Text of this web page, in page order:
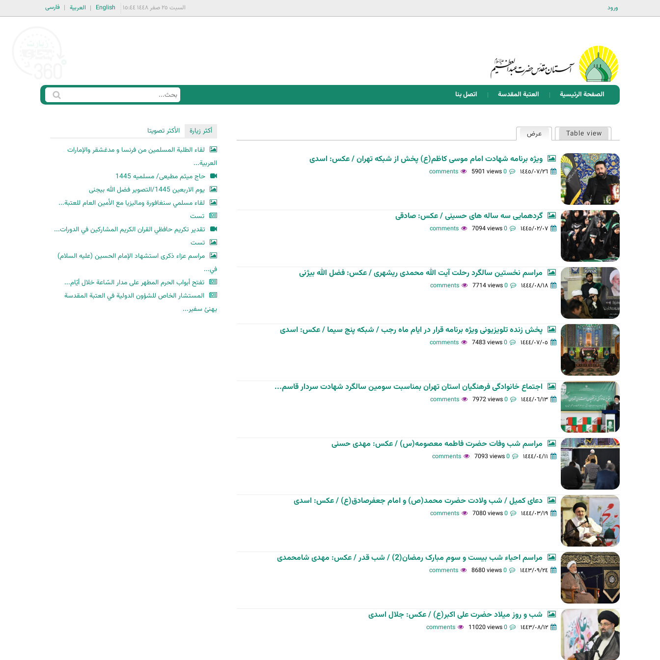
ورود فارسی العربية English السبت ٢٥ صفر ١٤٤٨ ١٥:٤٤
الصفحة الرئيسية العتبة المقدسة اتصل بنا
ا
ت
ة
ا
ل
ح
ب
ث
ت
ب
و
ي
ب
ا
ت
ل
أ
س
ا
س
ي
ة
Table view عرض(علامة التبويب النشطة)
ویژه برنامه شهادت امام موسی کاظم(ع) پخش از شبکه تهران / عکس: اسدی
١٤٤٥/٠٧/٢٦ 0 comments
5901 views
گردهمایی سه ساله های حسینی / عکس: صادقی
١٤٤٥/٠٢/٠٧ 0 comments
7094 views
مراسم نخستین سالگرد رحلت آیت الله محمدی ریشهری / عکس: فضل الله بیژنی
١٤٤٤/٠٨/١٨ 0 comments
7714 views
پخش زنده تلویزیونی ویژه برنامه قرار در ایام ماه رجب / شبکه پنج سیما / عکس: اسدی
١٤٤٤/٠٧/٠٥ 0 comments
7483 views
اجتماع خانوادگی فرهنگیان استان تهران بمناسبت سومین سالگرد شهادت سردار قاسم...
١٤٤٤/٠٦/١٣ 0 comments
7972 views
مراسم شب وفات حضرت فاطمه معصومه(س) / عکس: مهدی حسنی
١٤٤٤/٠٤/١١ 0 comments
7093 views
دعای کمیل / شب ولادت حضرت محمد(ص) و امام جعفرصادق(ع) / عکس: اسدی
١٤٤٤/٠٣/١٩ 0 comments
7080 views
مراسم احیاء شب بیست و سوم مبارک رمضان(2) / شب قدر / عکس: مهدی شامحمدی
١٤٤٣/٠٩/٢٤ 0 comments
8680 views
شب و روز میلاد حضرت علی اکبر(ع) / عکس: جلال اسدی
١٤٤٣/٠٨/١٢ 0 comments
11020 views
أكثر زيارة
الأكثر تصويتا
لقاء الطلبة المسلمين من فرنسا و مدغشقر والإمارات
العربية...
حاج میثم مطیعی/ مسلمیه 1445
یوم الاربعین 1445/التصویر فضل الله بیجنی
لقاء مسلمي سنغافورة وماليزيا مع الأمين العام للعتبة...
تست
تقدير تكريم حافظي القران الكريم المشاركين في الدورات...
تست
مراسم عزاء ذكرى استشهاد الإمام الحسين (عليه السلام)
في...
تفتح أبواب الحرم المطهر على مدار السّاعة خلال أيّام...
المستشار الخاص للشؤون الدولية في العتبة المقدسة
يهنئ سفير...